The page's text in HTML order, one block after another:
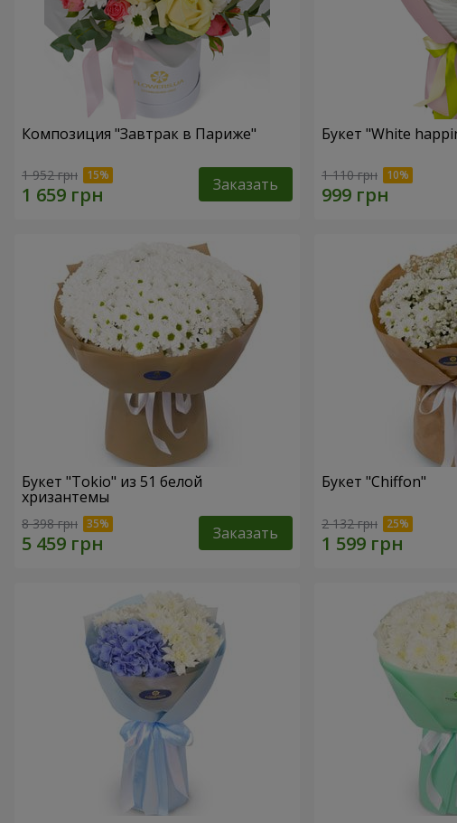
Композиция "Завтрак в Париже"
1 952 грн Заказать
Букет "White
1 110 грн
Букет "Tokio" из 51 белой
хризантемы
8 398 грн Заказать
Букет "Chiffon"
2 132 грн